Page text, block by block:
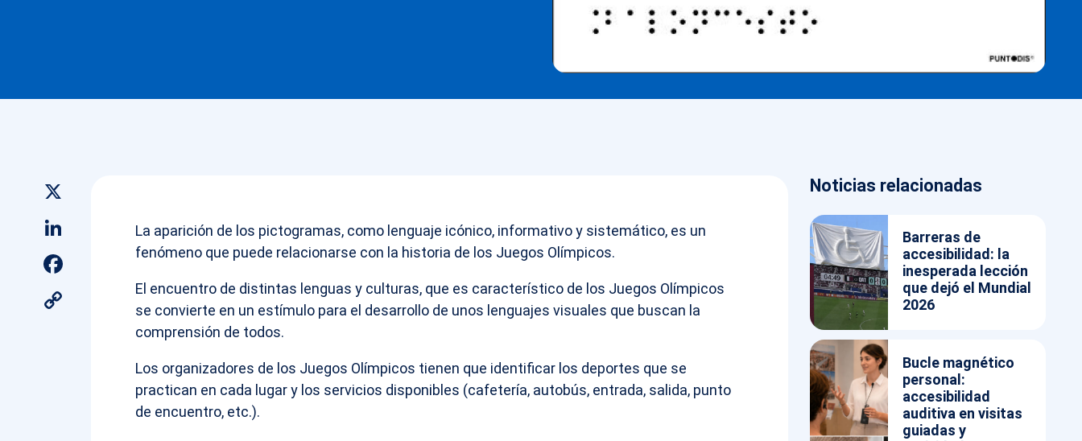
LinkedIn
Facebook
La aparición de los pictogramas, como lenguaje icónico, informativo y sistemático, es un
fenómeno que puede relacionarse con la historia de los Juegos Olímpicos.
El encuentro de distintas lenguas y culturas, que es característico de los Juegos Olímpicos
se convierte en un estímulo para el desarrollo de unos lenguajes visuales que buscan la
comprensión de todos.
Los organizadores de los Juegos Olímpicos tienen que identificar los deportes que se
practican en cada lugar y los servicios disponibles (cafetería, autobús, entrada, salida, punto
de encuentro, etc.).
Noticias relacionadas
Barreras de
accesibilidad: la
inesperada lección
que dejó el Mundial
2026
Bucle magnético
personal:
accesibilidad
auditiva en visitas
guiadas y